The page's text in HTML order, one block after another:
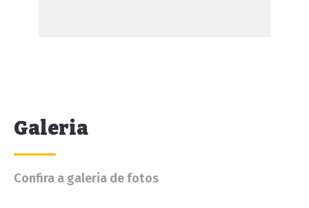
Galeria
Confira a galeria de fotos